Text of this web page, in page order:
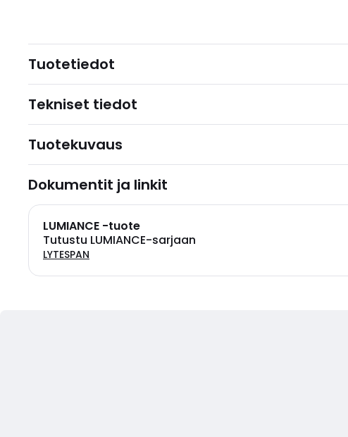
Tuotetiedot
Tekniset tiedot
Tuotekuvaus
Dokumentit ja linkit
LUMIANCE -tuote
Tutustu LUMIANCE-sarjaan
LYTESPAN